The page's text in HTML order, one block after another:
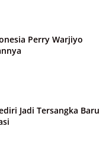
Perry Warjiyo
Jadi Tersangka Baru